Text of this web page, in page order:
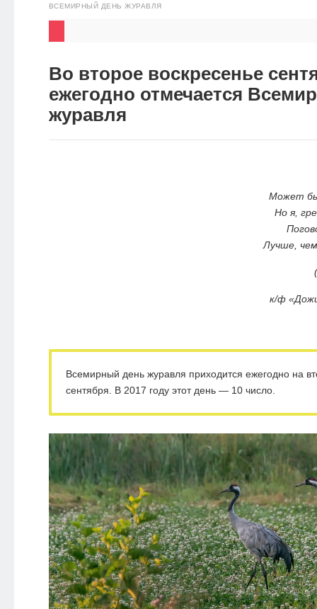
БЛОГ
ВСЕМИРНЫЙ ДЕНЬ ЖУРАВЛЯ
Во второе воскресенье
ежегодно отмечается
журавля
Может
Но я,
Лучше,
к/ф
Всемирный день журавля приходится ежегодно на
сентября. В 2017 году этот день — 10 число.